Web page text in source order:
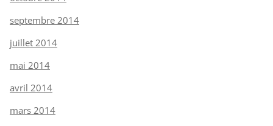
septembre 2014
juillet 2014
mai 2014
avril 2014
mars 2014